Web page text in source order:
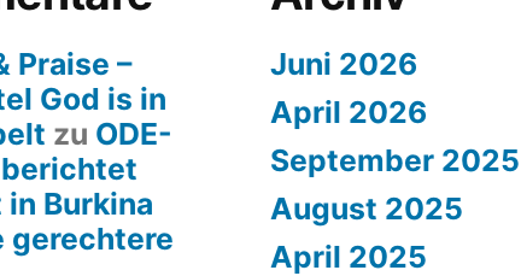
Praise –
God is in
zu ODE-
Burkina
gerechtere
Juni 2026
April 2026
September 2025
August 2025
April 2025